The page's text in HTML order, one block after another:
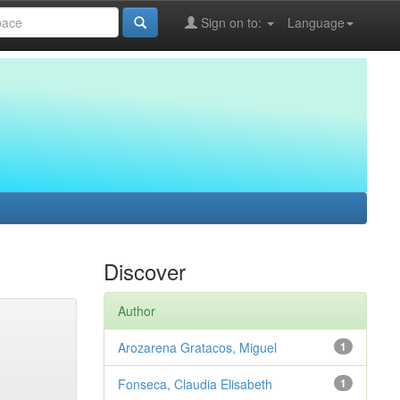
Language
Sign on to:
Discover
Author
1
Arozarena Gratacos, Miguel
1
Fonseca, Claudia Elisabeth